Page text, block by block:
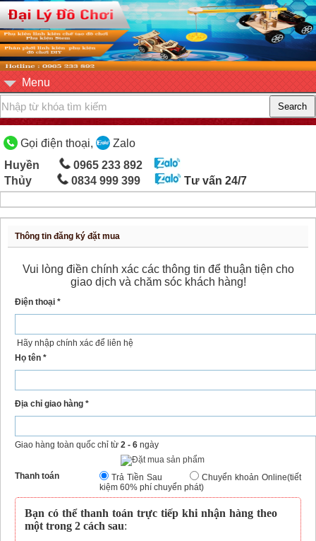
Menu
Gọi điện thoại,
Zalo
Huyền
0965 233 892
Thủy
0834 999 399 Tư vấn 24/7
Thông tin đăng ký đặt mua
Vui lòng điền chính xác các thông tin để thuận tiện cho
giao dịch và chăm sóc khách hàng!
Điện thoại *
Hãy nhập chính xác để liên hệ
Họ tên *
Địa chỉ giao hàng *
Giao hàng toàn quốc chỉ từ 2 - 6 ngày
Thanh toán Trả Tiền Sau
Chuyển khoản Online(tiết
kiệm 60% phí chuyển phát)
Bạn có thể thanh toán trực tiếp khi nhận hàng theo
một trong 2 cách sau: